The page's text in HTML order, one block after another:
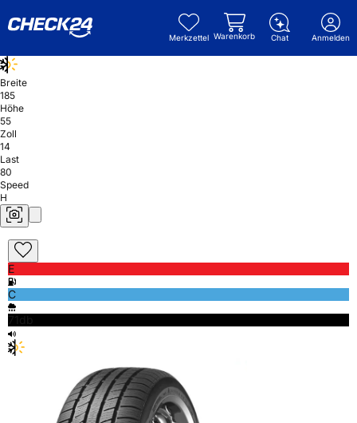
Merkzettel Warenkorb Chat Anmelden
Breite
185
Höhe
55
Zoll
14
Last
80
Speed
H
E
C
71db